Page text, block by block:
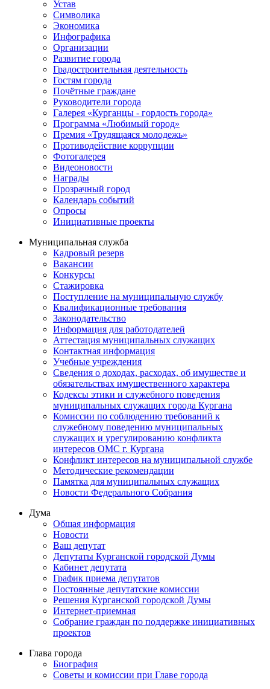
Устав
Символика
Экономика
Инфографика
Организации
Развитие города
Градостроительная деятельность
Гостям города
Почётные граждане
Руководители города
Галерея «Курганцы - гордость города»
Программа «Любимый город»
Премия «Трудящаяся молодежь»
Противодействие коррупции
Фотогалерея
Видеоновости
Награды
Прозрачный город
Календарь событий
Опросы
Инициативные проекты
Муниципальная служба
Кадровый резерв
Вакансии
Конкурсы
Стажировка
Поступление на муниципальную службу
Квалификационные требования
Законодательство
Информация для работодателей
Аттестация муниципальных служащих
Контактная информация
Учебные учреждения
Сведения о доходах, расходах, об имуществе и
обязательствах имущественного характера
Кодексы этики и служебного поведения
муниципальных служащих города Кургана
Комиссии по соблюдению требований к
служебному поведению муниципальных
служащих и урегулированию конфликта
интересов ОМС г. Кургана
Конфликт интересов на муниципальной службе
Методические рекомендации
Памятка для муниципальных служащих
Новости Федерального Cобрания
Дума
Общая информация
Новости
Ваш депутат
Депутаты Курганской городской Думы
Кабинет депутата
График приема депутатов
Постоянные депутатские комиссии
Решения Курганской городской Думы
Интернет-приемная
Собрание граждан по поддержке инициативных
проектов
Глава города
Биография
Советы и комиссии при Главе города